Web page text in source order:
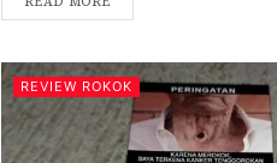
REVIEW ROKOK